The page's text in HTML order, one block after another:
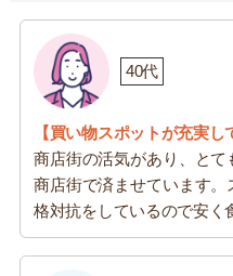
40代
【買い物スポットが充実し
商店街の活気があり、と
商店街で済ませています
格対抗をしているので安く